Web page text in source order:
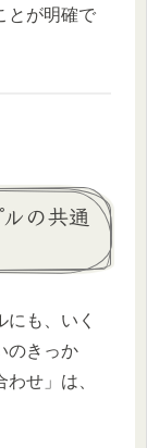
とが明確で
の共通
も、いく
のきっか
せ」は、